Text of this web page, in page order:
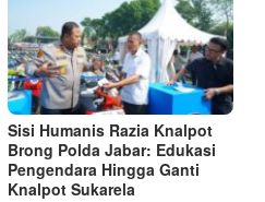
Sisi Humanis Razia Knalpot
Brong Polda Jabar: Edukasi
Pengendara Hingga Ganti
Knalpot Sukarela